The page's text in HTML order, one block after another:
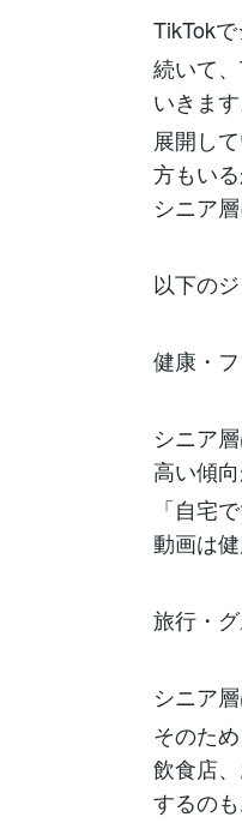
TikTok
続いて
いきます
展開し
方もい
シニア
以下の
健康・
シニア
高い傾向
「自宅
動画は
旅行・
シニア
そのた
飲食店
するのも